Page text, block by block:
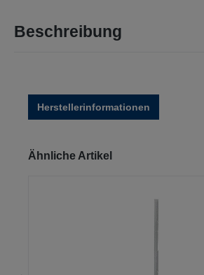
Beschreibung
Herstellerinformationen
Produktgalerie überspringen
Ähnliche Artikel